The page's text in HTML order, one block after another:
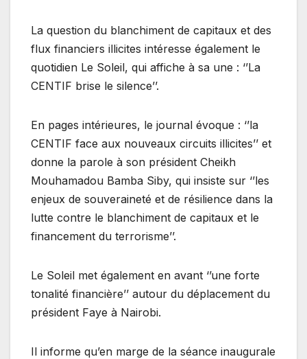
La question du blanchiment de capitaux et des
flux financiers illicites intéresse également le
quotidien Le Soleil, qui affiche à sa une : ‘’La
CENTIF brise le silence’’.
En pages intérieures, le journal évoque : ‘’la
CENTIF face aux nouveaux circuits illicites’’ et
donne la parole à son président Cheikh
Mouhamadou Bamba Siby, qui insiste sur ‘’les
enjeux de souveraineté et de résilience dans la
lutte contre le blanchiment de capitaux et le
financement du terrorisme’’.
Le Soleil met également en avant ‘’une forte
tonalité financière’’ autour du déplacement du
président Faye à Nairobi.
Il informe qu’en marge de la séance inaugurale